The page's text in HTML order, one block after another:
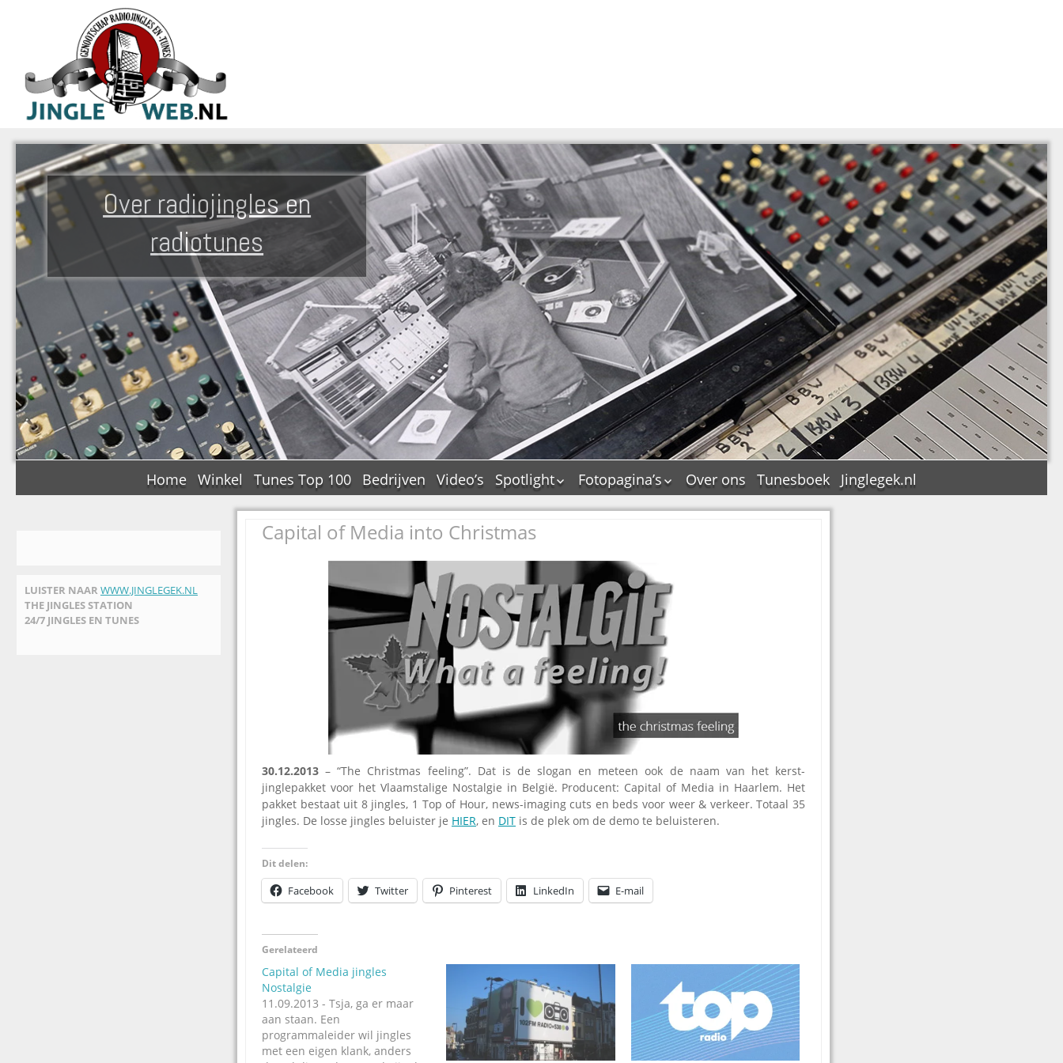
Over radiojingles en
radiotunes
Home Winkel Tunes Top 100 Bedrijven Video’s
Spotlight
De Tourflitsjingle –
Jingledemo’s en hun
tags
Dallas jingle city
De Tourtune
Ferry Maat 65
Ferry Maat interview
Jingle Awards
Jingle NIEUW
Omroepbanden
Stoomfluit Klaas
Vaak
Uitvinding
jinglecassette
Fotopagina’s
JAM in pictures
Pepper & Tanner in
pictures
Top Format in
pictures
Dik Voormekaar in
foto’s
Over ons Tunesboek Jinglegek.nl
LUISTER NAAR WWW.JINGLEGEK.NL
THE JINGLES STATION
24/7 JINGLES EN TUNES
Capital of Media into Christmas
30.12.2013 – “The Christmas feeling”. Dat is de slogan en meteen ook de naam van het kerst-
jinglepakket voor het Vlaamstalige Nostalgie in België. Producent: Capital of Media in Haarlem. Het
pakket bestaat uit 8 jingles, 1 Top of Hour, news-imaging cuts en beds voor weer & verkeer. Totaal 35
jingles. De losse jingles beluister je HIER, en DIT is de plek om de demo te beluisteren.
Dit delen:
Facebook Twitter Pinterest LinkedIn E-mail
Gerelateerd
Capital of Media jingles
Nostalgie
11.09.2013 - Tsja, ga er maar
aan staan. Een
programmaleider wil jingles
met een eigen klank, anders